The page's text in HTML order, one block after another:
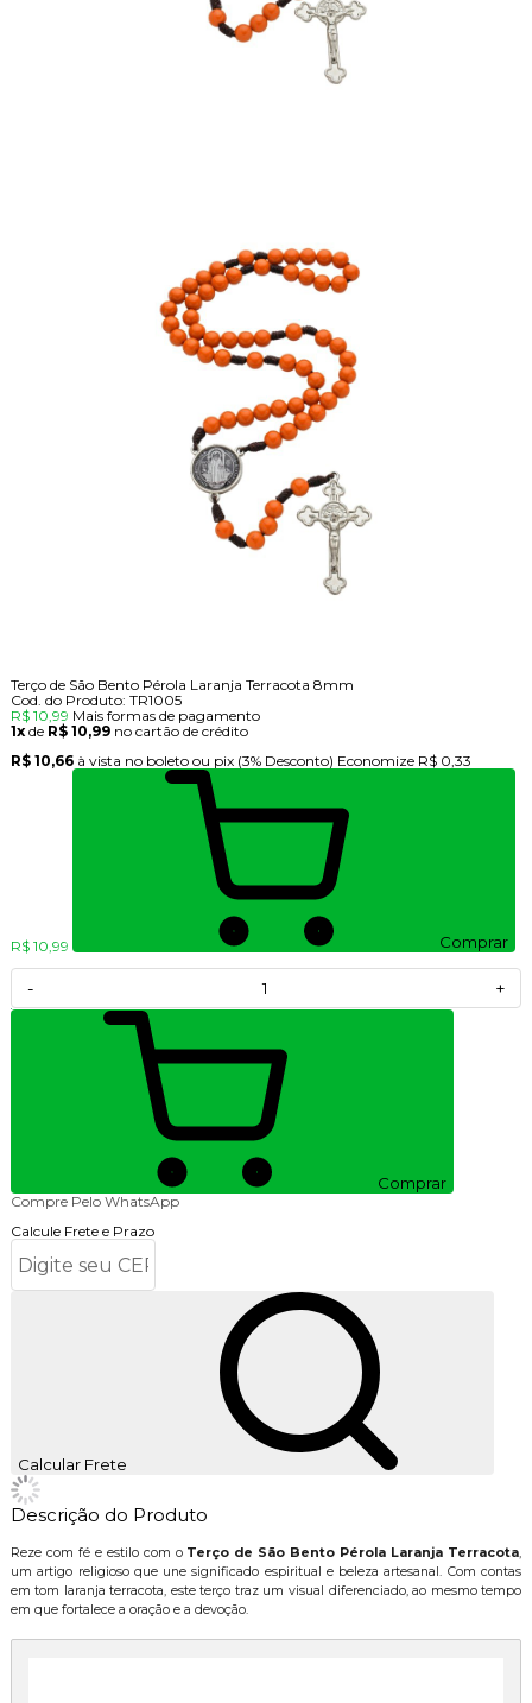
Terço de São Bento Pérola Laranja Terracota 8mm
Cod. do Produto: TR1005
R$ 10,99 Mais formas de pagamento
1xde R$ 10,99 no cartão de crédito
R$ 10,66 à vista no boleto ou pix (3% Desconto) Economize R$ 0,33
R$ 10,99 Comprar
- +
Comprar
Compre Pelo WhatsApp
Calcule Frete e Prazo
Calcular Frete
Descrição do Produto
Reze com fé e estilo com o Terço de São Bento Pérola Laranja Terracota,
um artigo religioso que une significado espiritual e beleza artesanal. Com contas
em tom laranja terracota, este terço traz um visual diferenciado, ao mesmo tempo
em que fortalece a oração e a devoção.